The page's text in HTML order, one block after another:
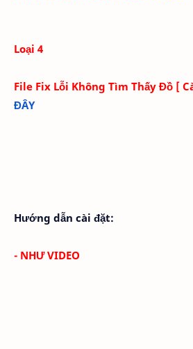
Loại 4
File Fix Lỗi Không Tìm Thấy Đồ [
ĐÂY
Hướng dẫn cài đặt:
- NHƯ VIDEO